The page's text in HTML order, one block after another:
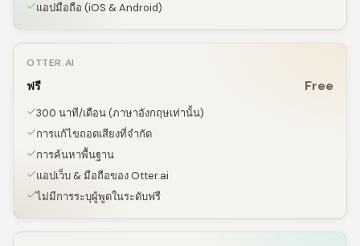
แอปมือถือ (iOS & Android)
OTTER.AI
ฟรี Free
300 นาที/เดือน (ภาษาอังกฤษเท่านั้น)
การแก้ไขถอดเสียงที่จำกัด
การค้นหาพื้นฐาน
แอปเว็บ & มือถือของ Otter.ai
ไม่มีการระบุผู้พูดในระดับฟรี